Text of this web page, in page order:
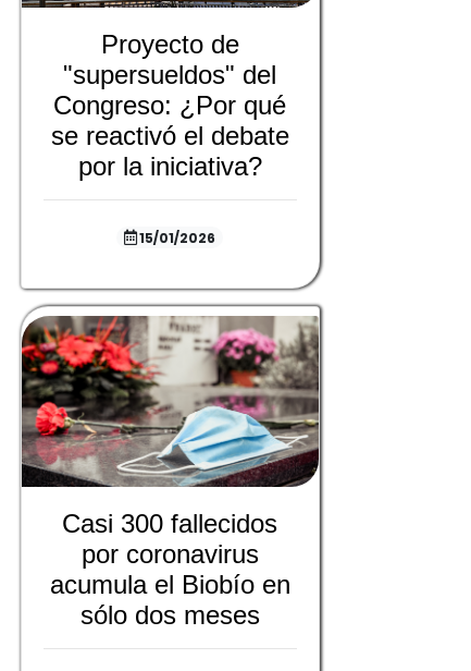
Proyecto de
"supersueldos" del
Congreso: ¿Por qué
se reactivó el debate
por la iniciativa?
15/01/2026
Casi 300 fallecidos
por coronavirus
acumula el Biobío en
sólo dos meses